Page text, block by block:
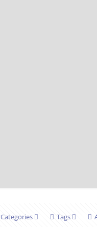
Categories Tags